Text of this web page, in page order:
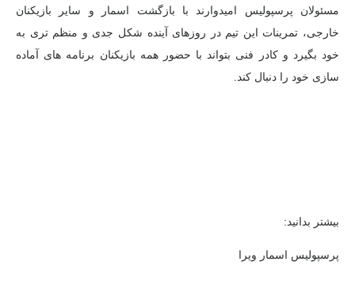
مسئولان پرسپولیس امیدوارند با بازگشت اسمار و سایر بازیکنان
خارجی، تمرینات این تیم در روزهای آینده شکل جدی و منظم تری به
خود بگیرد و کادر فنی بتواند با حضور همه بازیکنان برنامه های آماده
سازی خود را دنبال کند.
بیشتر بدانید:
پرسپولیس اسمار ویرا